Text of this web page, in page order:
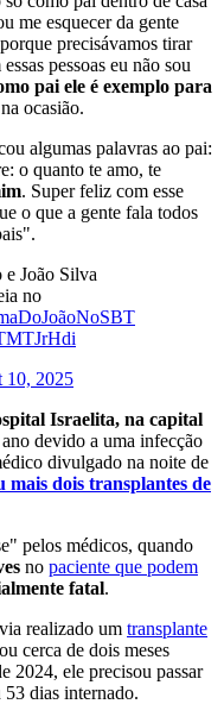
me esquecer da gente
precisávamos tirar
pessoas eu não sou
pai ele é exemplo para
ocasião.
algumas palavras ao pai:
o quanto te amo, te
. Super feliz com esse
o que a gente fala todos
João Silva
no
10, 2025
Israelita, na capital
ano devido a uma infecção
divulgado na noite de
mais dois transplantes de
pelos médicos, quando
no paciente que podem
fatal.
realizado um transplante
cerca de dois meses
2024, ele precisou passar
dias internado.